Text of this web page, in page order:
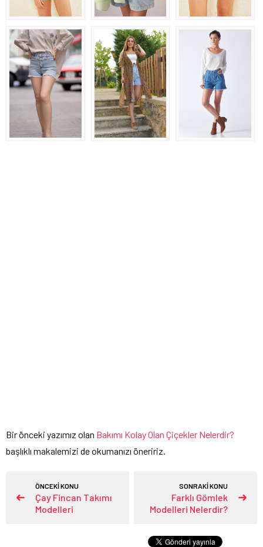
Bir önceki yazımız olan Bakımı Kolay Olan Çiçekler Nelerdir?
başlıklı makalemizi de okumanızı öneririz.
ÖNCEKİ KONU
Çay Fincan Takımı
Modelleri
SONRAKİ KONU
Farklı Gömlek
Modelleri Nelerdir?